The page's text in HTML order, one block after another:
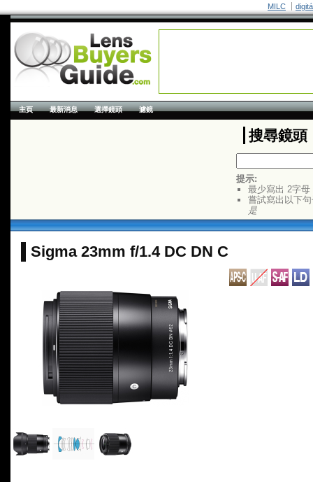
MILC
主頁 最新消息 選擇鏡頭 濾鏡
搜尋鏡頭
提示:
最少寫出 2字母
嘗試寫出以下
是
Sigma 23mm f/1.4 DC DN C